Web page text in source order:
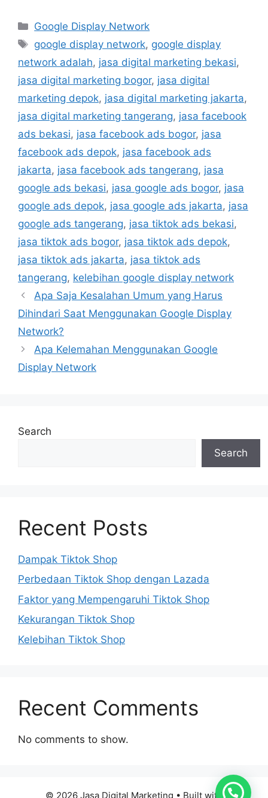
Google Display Network
google display network, google display
network adalah, jasa digital marketing bekasi,
jasa digital marketing bogor, jasa digital
marketing depok, jasa digital marketing jakarta,
jasa digital marketing tangerang, jasa facebook
ads bekasi, jasa facebook ads bogor, jasa
facebook ads depok, jasa facebook ads
jakarta, jasa facebook ads tangerang, jasa
google ads bekasi, jasa google ads bogor, jasa
google ads depok, jasa google ads jakarta, jasa
google ads tangerang, jasa tiktok ads bekasi,
jasa tiktok ads bogor, jasa tiktok ads depok,
jasa tiktok ads jakarta, jasa tiktok ads
tangerang, kelebihan google display network
Apa Saja Kesalahan Umum yang Harus
Dihindari Saat Menggunakan Google Display
Network?
Apa Kelemahan Menggunakan Google
Display Network
Search
Search
Recent Posts
Dampak Tiktok Shop
Perbedaan Tiktok Shop dengan Lazada
Faktor yang Mempengaruhi Tiktok Shop
Kekurangan Tiktok Shop
Kelebihan Tiktok Shop
Recent Comments
No comments to show.
© 2026 Jasa Digital Marketing • Built with